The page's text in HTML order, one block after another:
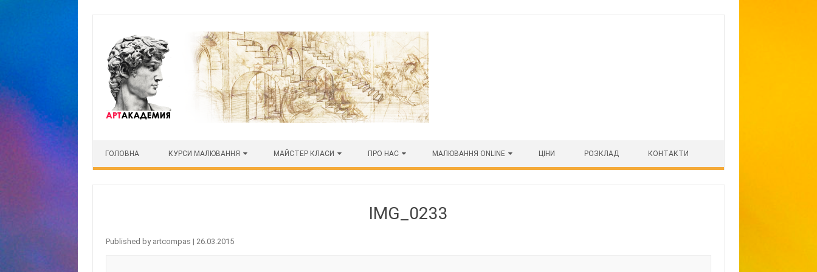
ГОЛОВНА КУРСИ МАЛЮВАННЯ МАЙСТЕР КЛАСИ ПРО НАС МАЛЮВАННЯ ONLINE ЦІНИ РОЗКЛАД КОНТАКТИ
IMG_0233
Published by artcompas | 26.03.2015